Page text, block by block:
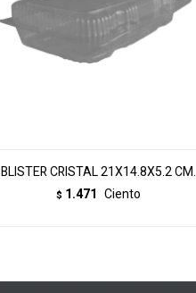
BLISTER CRISTAL 21X14.8X5.2 CM.
$ 1.471 Ciento